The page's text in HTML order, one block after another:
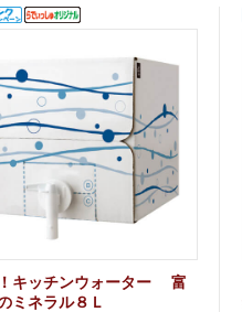
キッチンウォーター 富
ミネラル８Ｌ